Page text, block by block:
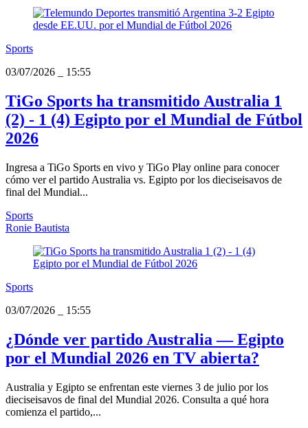
Sports
03/07/2026
15:55
TiGo Sports ha transmitido Australia 1
(2) - 1 (4) Egipto por el Mundial de Fútbol
2026
Ingresa a TiGo Sports en vivo y TiGo Play online para conocer
cómo ver el partido Australia vs. Egipto por los dieciseisavos de
final del Mundial...
Sports
Ronie Bautista
Sports
03/07/2026
15:55
¿Dónde ver partido Australia — Egipto
por el Mundial 2026 en TV abierta?
Australia y Egipto se enfrentan este viernes 3 de julio por los
dieciseisavos de final del Mundial 2026. Consulta a qué hora
comienza el partido,...